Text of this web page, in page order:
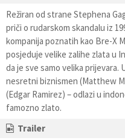
Režiran od strane Stephena
priči o rudarskom skandalu iz
kompanija poznatih kao Bre-X
posjeduje velike zalihe zlata u
da je sve samo velika prijevara.
nesretni biznismen (Matthew
(Edgar Ramirez) – odlazi u
famozno zlato.
Trailer